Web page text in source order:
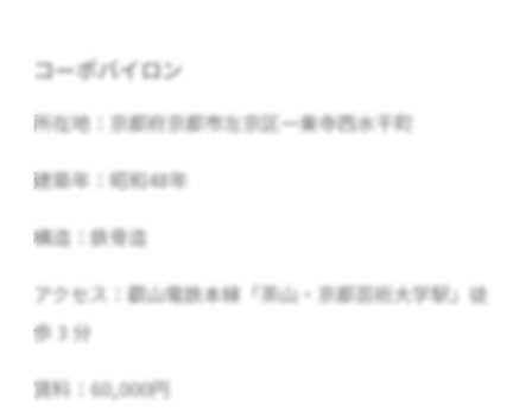
コーポバイロン
所在地：京都府京都市左京区一乗寺西水干町
建築年：昭和48年
構造：鉄骨造
アクセス：叡山電鉄本線「茶山・京都芸術大学駅」徒
歩 3 分
賃料：60,000円